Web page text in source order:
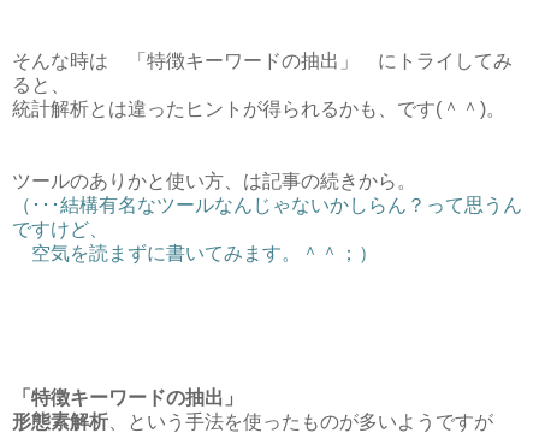
そんな時は 「特徴キーワードの抽出」 にトライしてみ
ると、
統計解析とは違ったヒントが得られるかも、です(＾＾)。
ツールのありかと使い方、は記事の続きから。
（･･･結構有名なツールなんじゃないかしらん？って思うん
ですけど、
空気を読まずに書いてみます。＾＾；）
「特徴キーワードの抽出」
形態素解析 、という手法を使ったものが多いようですが